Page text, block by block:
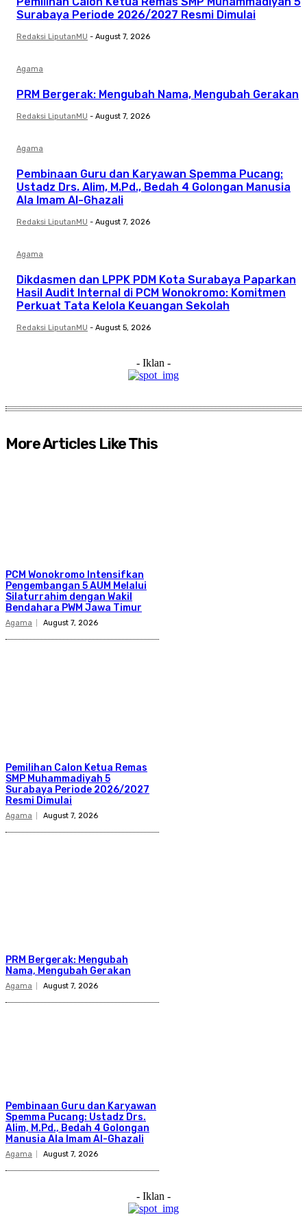
Surabaya Periode 2026/2027 Resmi Dimulai
Redaksi LiputanMU - August 7, 2026
Agama
PRM Bergerak: Mengubah Nama, Mengubah Gerakan
Redaksi LiputanMU - August 7, 2026
Agama
Pembinaan Guru dan Karyawan Spemma Pucang:
Ustadz Drs. Alim, M.Pd., Bedah 4 Golongan Manusia
Ala Imam Al-Ghazali
Redaksi LiputanMU - August 7, 2026
Agama
Dikdasmen dan LPPK PDM Kota Surabaya Paparkan
Hasil Audit Internal di PCM Wonokromo: Komitmen
Perkuat Tata Kelola Keuangan Sekolah
Redaksi LiputanMU - August 5, 2026
- Iklan -
More Articles Like This
PCM Wonokromo Intensifkan
Pengembangan 5 AUM Melalui
Silaturrahim dengan Wakil
Bendahara PWM Jawa Timur
Agama August 7, 2026
Pemilihan Calon Ketua Remas
SMP Muhammadiyah 5
Surabaya Periode 2026/2027
Resmi Dimulai
Agama August 7, 2026
PRM Bergerak: Mengubah
Nama, Mengubah Gerakan
Agama August 7, 2026
Pembinaan Guru dan Karyawan
Spemma Pucang: Ustadz Drs.
Alim, M.Pd., Bedah 4 Golongan
Manusia Ala Imam Al-Ghazali
Agama August 7, 2026
- Iklan -